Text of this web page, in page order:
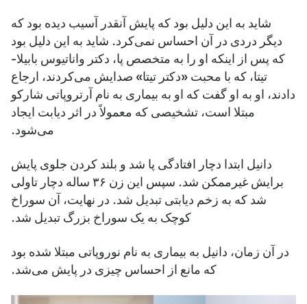
شاید به این دلیل بود که پایش آنقدر آسیب دیده بود که
دیگر دردی در آن احساس نمی‌کرد. شاید به این دلیل بود
که پس از اینکه او را به متخصص پا، دکتر واناتیوس بابیلا-
تیتا، که با محبت «دکتر تیتا» صدایش می‌کردند، ارجاع
دادند، او به او گفت که او به بیماری به نام آرتروپاتی شارکو
مبتلا است، تشخیصی که معمولاً در اثر دیابت ایجاد
می‌شود.
دانیل ابتدا دچار افتادگی پا شد و بلند کردن جلوی پایش
برایش غیرممکن شد. سپس این زن ۳۶ ساله دچار تاولی
شد که به زخم دیابتی تبدیل شد. در نهایت، آن سوراخ
کوچک به یک سوراخ بزرگ تبدیل شد.
در آن زمان، دانیل به بیماری به نام نوروپاتی مبتلا شده بود
که مانع از احساس چیزی در پایش می‌شد.